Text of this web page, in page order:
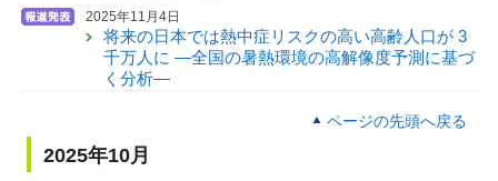
2025年11月4日
将来の日本では熱中症リスクの高い高齢人口が 3
千万人に —全国の暑熱環境の高解像度予測に基づ
く分析—
ページの先頭へ戻る
2025年10月